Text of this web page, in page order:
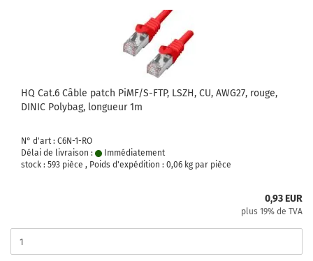
HQ Cat.6 Câble patch PiMF/S-FTP, LSZH, CU, AWG27, rouge,
DINIC Polybag, longueur 1m
N° d'art : C6N-1-RO
Délai de livraison :
Immédiatement
stock : 593 pièce , Poids d'expédition : 0,06 kg par pièce
0,93 EUR
plus 19% de TVA